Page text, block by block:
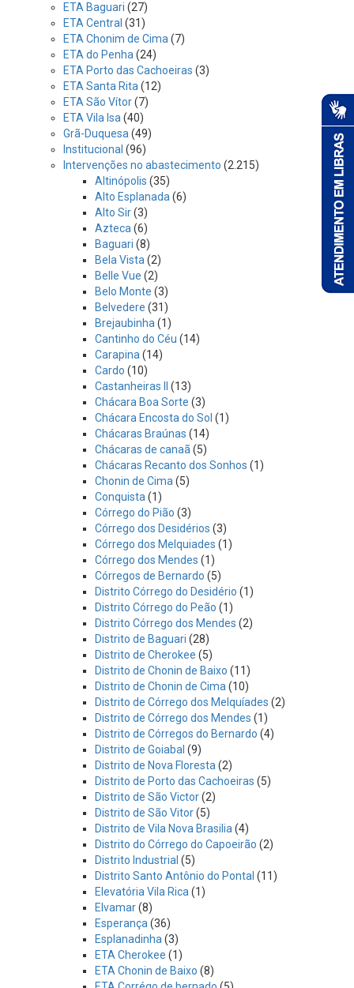
ETA Baguari (27)
ETA Central (31)
ETA Chonim de Cima (7)
ETA do Penha (24)
ETA Porto das Cachoeiras (3)
ETA Santa Rita (12)
ETA São Vítor(7)
ETA Vila Isa (40)
Grã-Duquesa (49)
Institucional (96)
Intervenções no abastecimento (2.215)
Altinópolis (35)
Alto Esplanada (6)
Alto Sir(3)
Azteca (6)
Baguari (8)
Bela Vista (2)
Belle Vue (2)
Belo Monte (3)
Belvedere (31)
Brejaubinha (1)
Cantinho do Céu (14)
Carapina (14)
Cardo (10)
Castanheiras II
(13)
Chácara Boa Sorte (3)
Chácara Encosta do Sol (1)
Chácaras Braúnas (14)
Chácaras de canaã (5)
Chácaras Recanto dos Sonhos (1)
Chonin de Cima (5)
Conquista (1)
Córrego do Pião (3)
Córrego dos Desidérios (3)
Córrego dos Melquiades (1)
Córrego dos Mendes (1)
Córregos de Bernardo (5)
Distrito Córrego do Desidério (1)
Distrito Córrego do Peão (1)
Distrito Córrego dos Mendes (2)
Distrito de Baguari (28)
Distrito de Cherokee (5)
Distrito de Chonin de Baixo (11)
Distrito de Chonin de Cima (10)
Distrito de Córrego dos Melquíades (2)
Distrito de Córrego dos Mendes (1)
Distrito de Córregos do Bernardo (4)
Distrito de Goiabal (9)
Distrito de Nova Floresta (2)
Distrito de Porto das Cachoeiras (5)
Distrito de São Victor(2)
Distrito de São Vitor(5)
Distrito de Vila Nova Brasilia (4)
Distrito do Córrego do Capoeirão (2)
Distrito Industrial (5)
Distrito Santo Antônio do Pontal (11)
Elevatória Vila Rica (1)
Elvamar(8)
Esperança (36)
Esplanadinha (3)
ETA Cherokee (1)
ETA Chonin de Baixo (8)